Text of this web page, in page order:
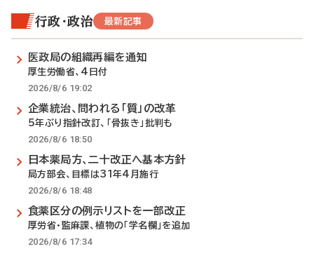
行政・政治 最新記事
医政局の組織再編を通知
厚生労働省、4日付
2026/8/6 19:02
企業統治、問われる「質」の改革
5年ぶり指針改訂、「骨抜き」批判も
2026/8/6 18:50
日本薬局方、二十改正へ基本方針
局方部会、目標は31年4月施行
2026/8/6 18:48
食薬区分の例示リストを一部改正
厚労省・監麻課、植物の「学名欄」を追加
2026/8/6 17:34